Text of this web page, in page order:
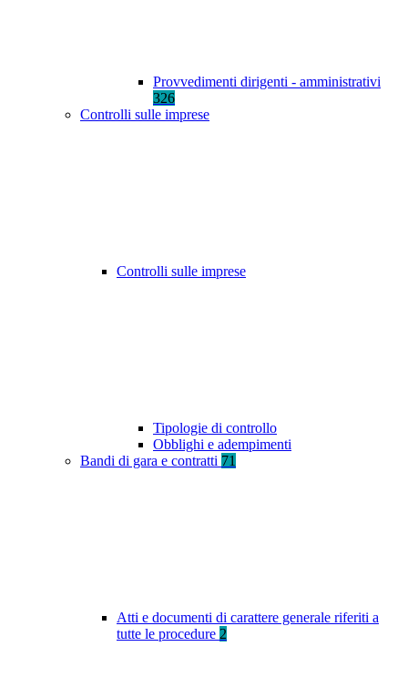
Provvedimenti dirigenti - amministrativi
326
Controlli sulle imprese
Controlli sulle imprese
Tipologie di controllo
Obblighi e adempimenti
Bandi di gara e contratti 71
Atti e documenti di carattere generale riferiti a
tutte le procedure 2